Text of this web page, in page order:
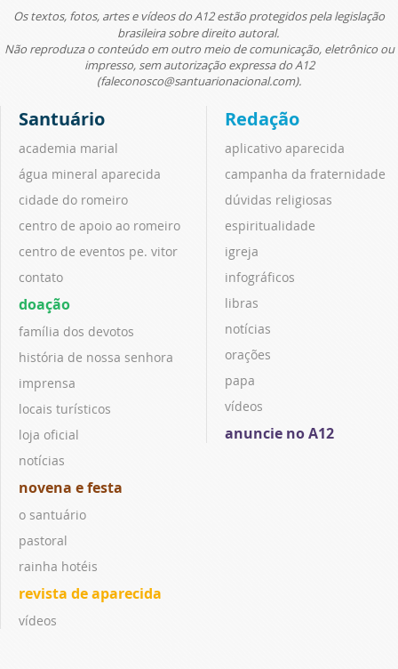
Os textos, fotos, artes e vídeos do A12 estão protegidos pela legislação
brasileira sobre direito autoral.
Não reproduza o conteúdo em outro meio de comunicação, eletrônico ou
impresso, sem autorização expressa do A12
(faleconosco@santuarionacional.com).
Santuário
academia marial
água mineral aparecida
cidade do romeiro
centro de apoio ao romeiro
centro de eventos pe. vitor
contato
doação
família dos devotos
história de nossa senhora
imprensa
locais turísticos
loja oficial
notícias
novena e festa
o santuário
pastoral
rainha hotéis
revista de aparecida
vídeos
Redação
aplicativo aparecida
campanha da fraternidade
dúvidas religiosas
espiritualidade
igreja
infográficos
libras
notícias
orações
papa
vídeos
anuncie no A12